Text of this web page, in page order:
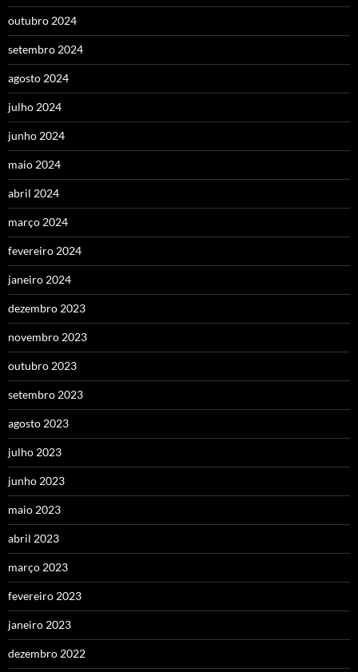
outubro 2024
setembro 2024
agosto 2024
julho 2024
junho 2024
maio 2024
abril 2024
março 2024
fevereiro 2024
janeiro 2024
dezembro 2023
novembro 2023
outubro 2023
setembro 2023
agosto 2023
julho 2023
junho 2023
maio 2023
abril 2023
março 2023
fevereiro 2023
janeiro 2023
dezembro 2022